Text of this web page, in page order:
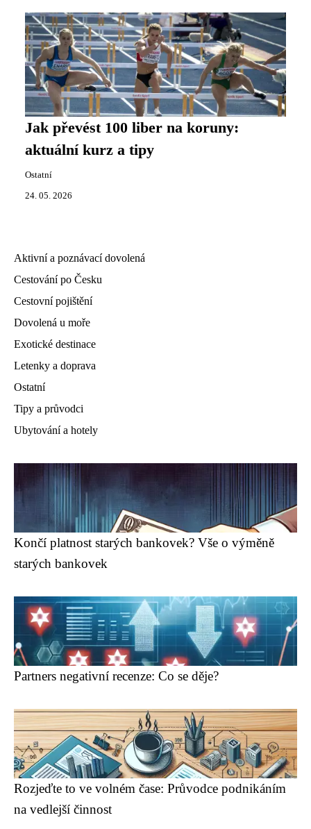
Jak převést 100 liber na koruny:
aktuální kurz a tipy
Ostatní
24. 05. 2026
Aktivní a poznávací dovolená
Cestování po Česku
Cestovní pojištění
Dovolená u moře
Exotické destinace
Letenky a doprava
Ostatní
Tipy a průvodci
Ubytování a hotely
Končí platnost starých bankovek? Vše o výměně
starých bankovek
Partners negativní recenze: Co se děje?
Rozjeďte to ve volném čase: Průvodce podnikáním
na vedlejší činnost